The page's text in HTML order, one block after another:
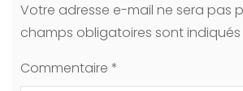
Votre adresse e-mail ne sera pas
champs obligatoires sont
Commentaire *